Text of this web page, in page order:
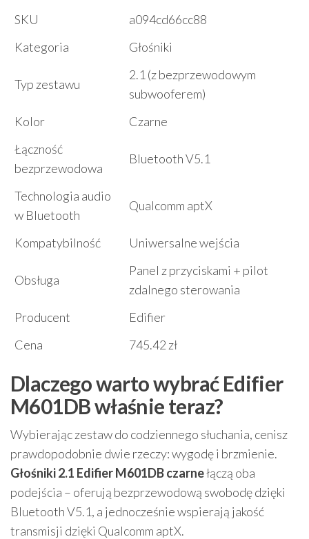
SKU
a094cd66cc88
Kategoria
Głośniki
Typ zestawu
2.1 (z bezprzewodowym
subwooferem)
Kolor
Czarne
Łączność
bezprzewodowa
Bluetooth V5.1
Technologia audio
w Bluetooth
Qualcomm aptX
Kompatybilność Uniwersalne wejścia
Obsługa
Panel z przyciskami + pilot
zdalnego sterowania
Producent
Edifier
Cena
745.42 zł
Dlaczego warto wybrać Edifier
M601DB właśnie teraz?
Wybierając zestaw do codziennego słuchania, cenisz
prawdopodobnie dwie rzeczy: wygodę i brzmienie.
Głośniki 2.1 Edifier M601DB czarnełączą oba
podejścia – oferują bezprzewodową swobodę dzięki
Bluetooth V5.1, a jednocześnie wspierają jakość
transmisji dzięki Qualcomm aptX.